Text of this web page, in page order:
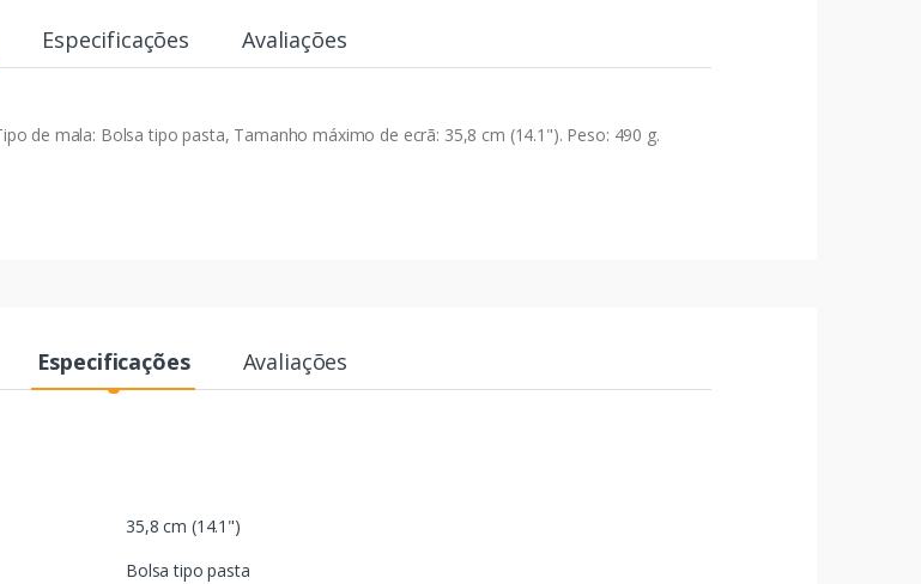
Especificações Avaliações
de mala: Bolsa tipo pasta, Tamanho máximo de ecrã: 35,8 cm (14.1"). Peso: 490 g.
Especificações Avaliações
35,8 cm (14.1")
Bolsa tipo pasta